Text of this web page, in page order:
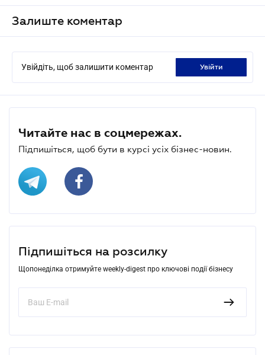
Залиште коментар
Увійдіть, щоб залишити коментар увійти
Читайте нас в соцмережах.
Підпишіться, щоб бути в курсі усіх бізнес-новин.
Підпишіться на розсилку
Щопонеділка отримуйте weekly-digest про ключові події бізнесу